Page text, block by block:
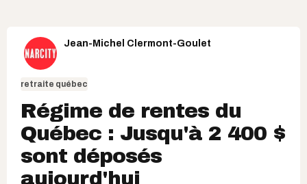
Jean-Michel Clermont-Goulet
retraite québec
Régime de rentes du
Québec : Jusqu'à 2 400 $
sont déposés
aujourd'hui